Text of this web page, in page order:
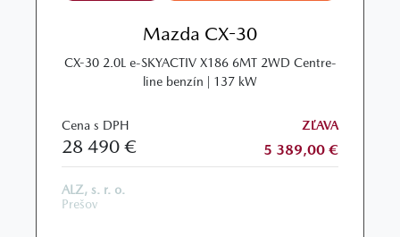
Mazda CX-30
CX-30 2.0L e-SKYACTIV X186 6MT 2WD Centre-
line benzín | 137 kW
Cena s DPH
28 490 €
ZĽAVA
5 389,00 €
ALZ, s. r. o.
Prešov